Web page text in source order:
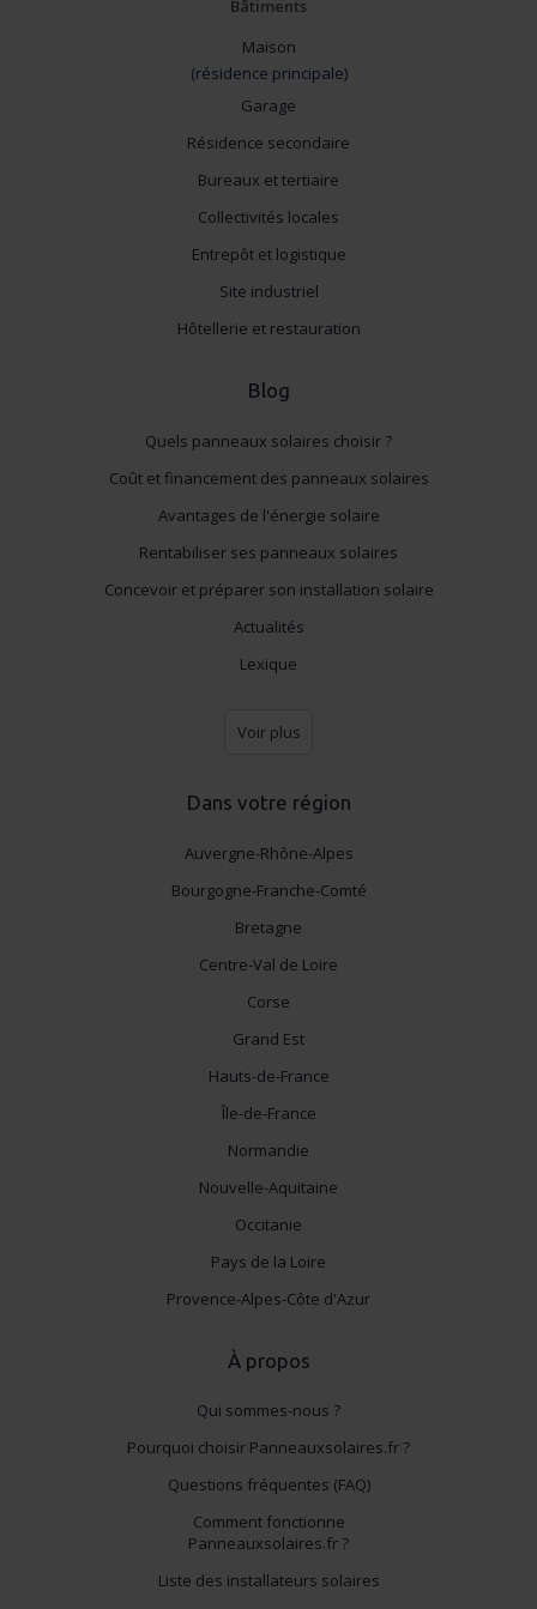
Bâtiments
Maison
(résidence principale)
Garage
Résidence secondaire
Bureaux et tertiaire
Collectivités locales
Entrepôt et logistique
Site industriel
Hôtellerie et restauration
Blog
Quels panneaux solaires choisir ?
Coût et financement des panneaux solaires
Avantages de l'énergie solaire
Rentabiliser ses panneaux solaires
Concevoir et préparer son installation solaire
Actualités
Lexique
Voir plus
Dans votre région
Auvergne-Rhône-Alpes
Bourgogne-Franche-Comté
Bretagne
Centre-Val de Loire
Corse
Grand Est
Hauts-de-France
Île-de-France
Normandie
Nouvelle-Aquitaine
Occitanie
Pays de la Loire
Provence-Alpes-Côte d'Azur
À propos
Qui sommes-nous ?
Pourquoi choisir Panneauxsolaires.fr ?
Questions fréquentes (FAQ)
Comment fonctionne
Panneauxsolaires.fr ?
Liste des installateurs solaires